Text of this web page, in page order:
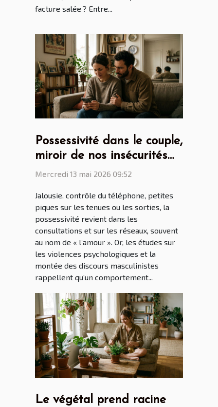
facture salée ? Entre...
Possessivité dans le couple,
miroir de nos insécurités
ou héritage culturel ?
Mercredi 13 mai 2026 09:52
Jalousie, contrôle du téléphone, petites
piques sur les tenues ou les sorties, la
possessivité revient dans les
consultations et sur les réseaux, souvent
au nom de « l’amour ». Or, les études sur
les violences psychologiques et la
montée des discours masculinistes
rappellent qu’un comportement...
Le végétal prend racine